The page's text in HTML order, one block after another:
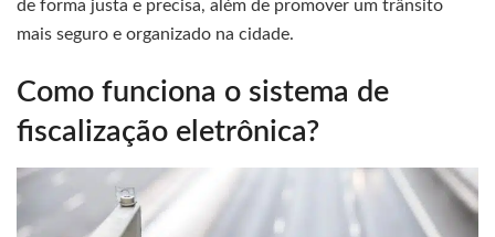
de forma justa e precisa, além de promover um trânsito
mais seguro e organizado na cidade.
Como funciona o sistema de
fiscalização eletrônica?